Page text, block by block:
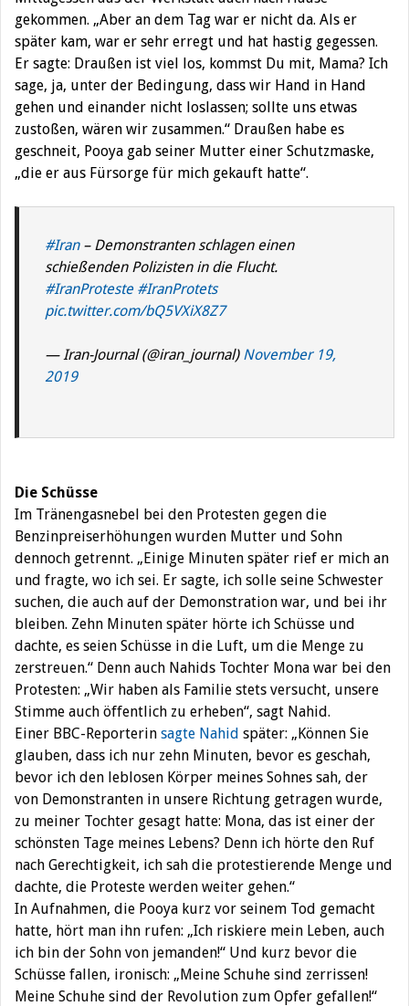
gekommen. „Aber an dem Tag war er nicht da. Als er
später kam, war er sehr erregt und hat hastig gegessen.
Er sagte: Draußen ist viel los, kommst Du mit, Mama? Ich
sage, ja, unter der Bedingung, dass wir Hand in Hand
gehen und einander nicht loslassen; sollte uns etwas
zustoßen, wären wir zusammen.“ Draußen habe es
geschneit, Pooya gab seiner Mutter einer Schutzmaske,
„die er aus Fürsorge für mich gekauft hatte“.
#Iran– Demonstranten schlagen einen
schießenden Polizisten in die Flucht.
#IranProteste #IranProtets
pic.twitter.com/bQ5VXiX8Z7
— Iran-Journal (@iran_journal) November 19,
2019
Die Schüsse
Im Tränengasnebel bei den Protesten gegen die
Benzinpreiserhöhungen wurden Mutter und Sohn
dennoch getrennt. „Einige Minuten später rief er mich an
und fragte, wo ich sei. Er sagte, ich solle seine Schwester
suchen, die auch auf der Demonstration war, und bei ihr
bleiben. Zehn Minuten später hörte ich Schüsse und
dachte, es seien Schüsse in die Luft, um die Menge zu
zerstreuen.“ Denn auch Nahids Tochter Mona war bei den
Protesten: „Wir haben als Familie stets versucht, unsere
Stimme auch öffentlich zu erheben“, sagt Nahid.
Einer BBC-Reporterin sagte Nahid später: „Können Sie
glauben, dass ich nur zehn Minuten, bevor es geschah,
bevor ich den leblosen Körper meines Sohnes sah, der
von Demonstranten in unsere Richtung getragen wurde,
zu meiner Tochter gesagt hatte: Mona, das ist einer der
schönsten Tage meines Lebens? Denn ich hörte den Ruf
nach Gerechtigkeit, ich sah die protestierende Menge und
dachte, die Proteste werden weiter gehen.“
In Aufnahmen, die Pooya kurz vor seinem Tod gemacht
hatte, hört man ihn rufen: „Ich riskiere mein Leben, auch
ich bin der Sohn von jemanden!“ Und kurz bevor die
Schüsse fallen, ironisch: „Meine Schuhe sind zerrissen!
Meine Schuhe sind der Revolution zum Opfer gefallen!“